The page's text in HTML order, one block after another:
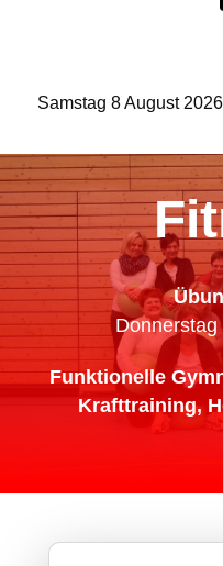
Samstag 8 August 2026
Funktionelle
Krafttraining,